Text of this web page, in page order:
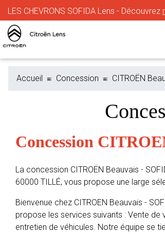
LES CHEVRONS SOFIDA Lens - Découvrez
Accueil Concession CITROËN
Concession
La concession CITROËN Beauvais -
60000 TILLÉ, vous propose une large
Bienvenue chez CITROEN Beauvais -
propose les services suivants : Vente
entretien de véhicules. Notre équipe se